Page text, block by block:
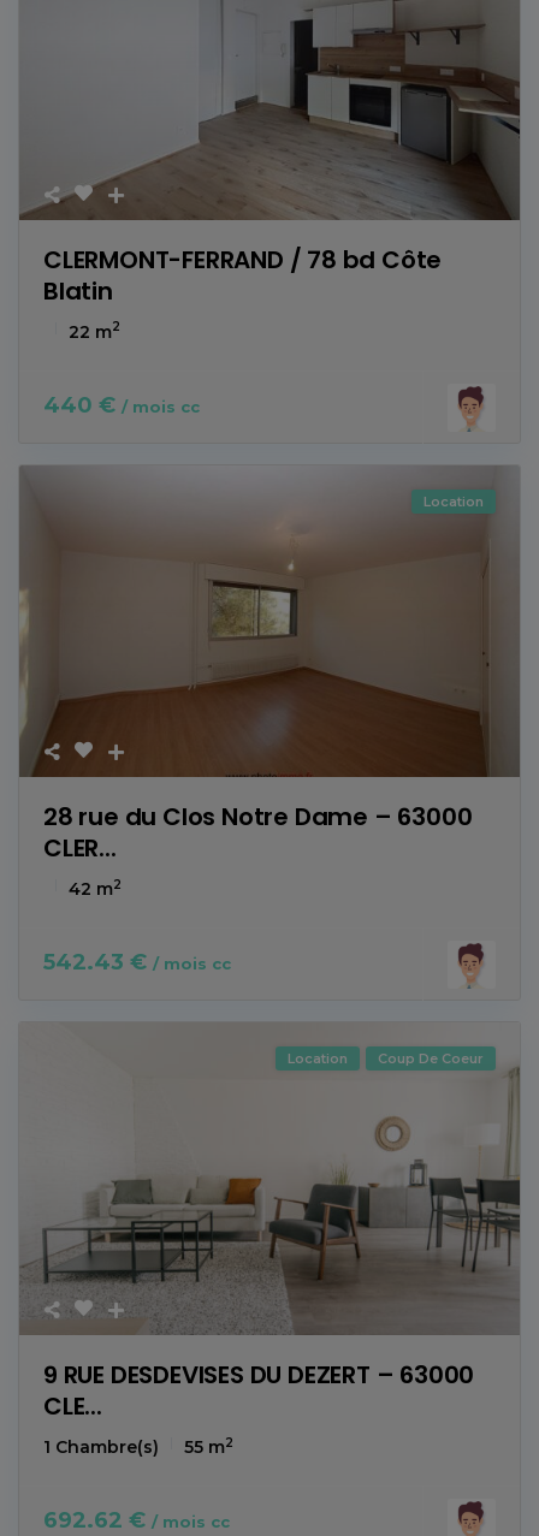
CLERMONT-FERRAND / 78 bd Côte
Blatin
22 m2
440 €/ mois cc
Location
28 rue du Clos Notre Dame – 63000
CLER...
42 m2
542.43 €/ mois cc
Location Coup De Coeur
9 RUE DESDEVISES DU DEZERT – 63000
CLE...
1 Chambre(s) 55 m2
692.62 €/ mois cc